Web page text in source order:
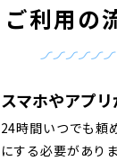
ご利用の
スマホやアプ
24時間いつでも頼
にする必要があり